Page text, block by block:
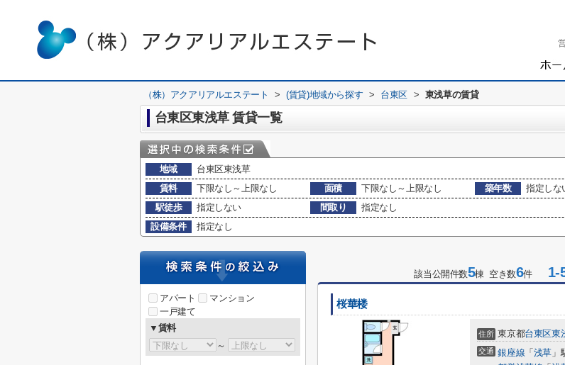
（株）アクアリアルエステート > (賃貸)地域から探す > 台東区 > 東浅草の賃貸
台東区東浅草 賃貸一覧
地域
台東区東浅草
賃料
下限なし～上限なし 面積 下限なし～上限なし 築年数
指定しな
駅徒歩
指定しない 間取り
指定なし
設備条件
指定なし
該当公開件数5棟 空き数6件 1-
桜華楼
住所 東京都台東区東
交通 銀座線 「 浅草 」
アパート
マンション
一戸建て
▼賃料
～